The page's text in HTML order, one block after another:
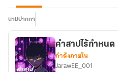
นามปากกา
คำสาปไร้กำหนด
กำลังภายใน
JarawEE_001